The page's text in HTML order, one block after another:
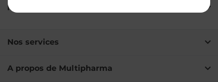
Ingrédients
Nos services
A propos de Multipharma